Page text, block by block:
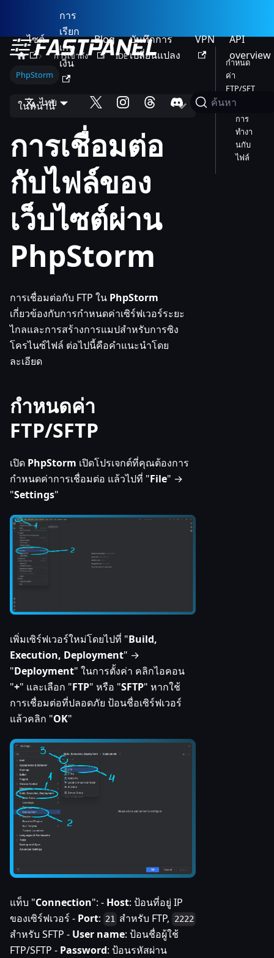
ไซต์
การ
เรียก
เก็บ
เงิน
Blog
บันทึกการ
เปลี่ยนแปลง
VPN
API
overview
ไทย ค้นหา
การเข้าถึง
IDE
PhpStorm
ในหน้านี้
การเชื่อมต่อ
กับไฟล์ของ
เว็บไซต์ผ่าน
PhpStorm
การเชื่อมต่อกับ FTP ใน PhpStorm
เกี่ยวข้องกับการกำหนดค่าเซิร์ฟเวอร์ระยะ
ไกลและการสร้างการแมปสำหรับการซิง
โครไนซ์ไฟล์ ต่อไปนี้คือคำแนะนำโดย
ละเอียด
กำหนดค่า
FTP/SFTP
เปิด PhpStorm เปิดโปรเจกต์ที่คุณต้องการ
กำหนดค่าการเชื่อมต่อ แล้วไปที่ "File" →
"Settings"
เพิ่มเซิร์ฟเวอร์ใหม่โดยไปที่ "Build,
Execution, Deployment" →
"Deployment" ในการตั้งค่า คลิกไอคอน
"+" และเลือก "FTP" หรือ "SFTP" หากใช้
การเชื่อมต่อที่ปลอดภัย ป้อนชื่อเซิร์ฟเวอร์
แล้วคลิก "OK"
แท็บ "Connection": - Host: ป้อนที่อยู่ IP
ของเซิร์ฟเวอร์ - Port: 21 สำหรับ FTP, 2222
สำหรับ SFTP - User name: ป้อนชื่อผู้ใช้
FTP/SFTP - Password: ป้อนรหัสผ่าน
กำหนด
ค่า
FTP/SFT
P
การ
ทำงา
นกับ
ไฟล์